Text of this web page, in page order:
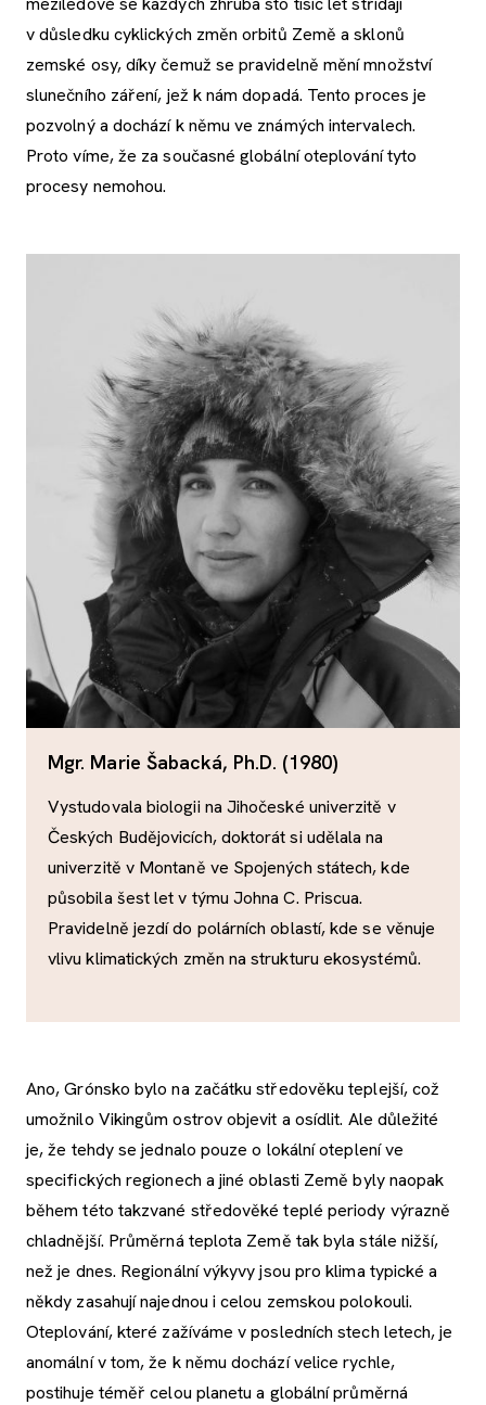
v důsledku cyklických změn orbitů Země a sklonů
zemské osy, díky čemuž se pravidelně mění množství
slunečního záření, jež k nám dopadá. Tento proces je
pozvolný a dochází k němu ve známých intervalech.
Proto víme, že za současné globální oteplování tyto
procesy nemohou.
Mgr. Marie Šabacká, Ph.D. (1980)
Vystudovala biologii na Jihočeské univerzitě v
Českých Budějovicích, doktorát si udělala na
univerzitě v Montaně ve Spojených státech, kde
působila šest let v týmu Johna C. Priscua.
Pravidelně jezdí do polárních oblastí, kde se věnuje
vlivu klimatických změn na strukturu ekosystémů.
Ano, Grónsko bylo na začátku středověku teplejší, což
umožnilo Vikingům ostrov objevit a osídlit. Ale důležité
je, že tehdy se jednalo pouze o lokální oteplení ve
specifických regionech a jiné oblasti Země byly naopak
během této takzvané středověké teplé periody výrazně
chladnější. Průměrná teplota Země tak byla stále nižší,
než je dnes. Regionální výkyvy jsou pro klima typické a
někdy zasahují najednou i celou zemskou polokouli.
Oteplování, které zažíváme v posledních stech letech, je
anomální v tom, že k němu dochází velice rychle,
postihuje téměř celou planetu a globální průměrná